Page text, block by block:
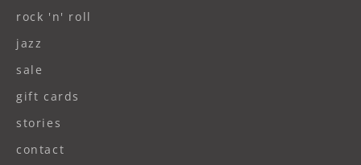
rock 'n' roll
jazz
sale
gift cards
stories
contact